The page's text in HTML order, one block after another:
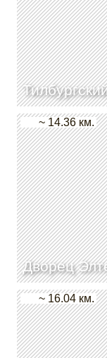
Дворец
~ 14.36 км.
~ 16.04 км.